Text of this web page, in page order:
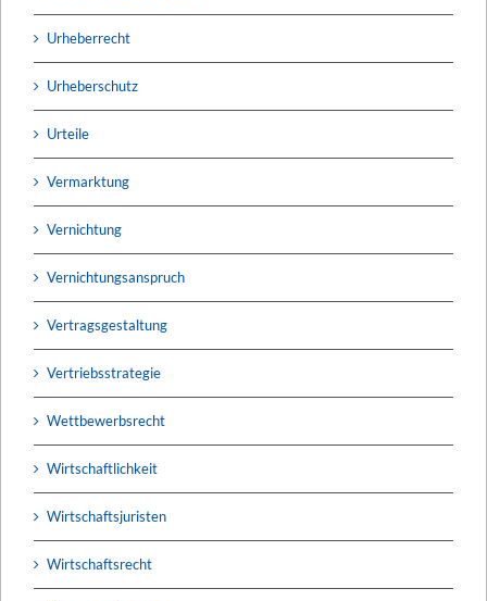
Urheberrecht
Urheberschutz
Urteile
Vermarktung
Vernichtung
Vernichtungsanspruch
Vertragsgestaltung
Vertriebsstrategie
Wettbewerbsrecht
Wirtschaftlichkeit
Wirtschaftsjuristen
Wirtschaftsrecht